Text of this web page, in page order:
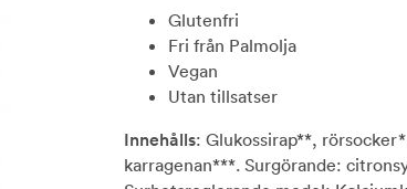
Glutenfri
Fri från Palmolja
Vegan
Utan tillsatser
Innehålls: Glukossirap**,
karragenan***. Surgörande: